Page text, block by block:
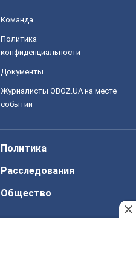
Команда
Политика
конфиденциальности
Документы
Журналисты OBOZ.UA на месте
событий
Политика
Расследования
Общество